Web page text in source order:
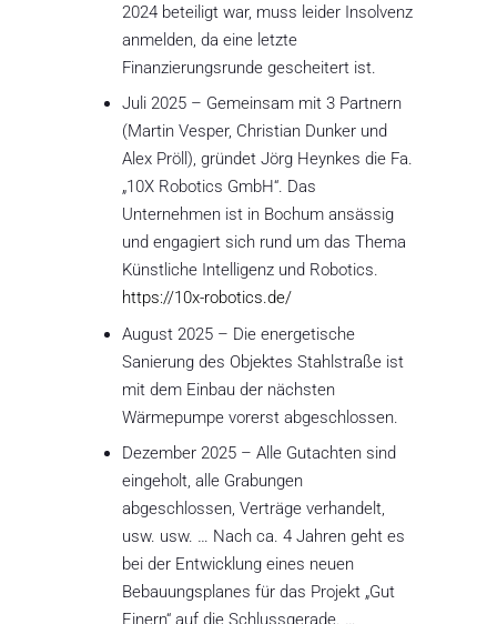
2024 beteiligt war, muss leider Insolvenz
anmelden, da eine letzte
Finanzierungsrunde gescheitert ist.
Juli 2025 – Gemeinsam mit 3 Partnern
(Martin Vesper, Christian Dunker und
Alex Pröll), gründet Jörg Heynkes die Fa.
„10X Robotics GmbH“. Das
Unternehmen ist in Bochum ansässig
und engagiert sich rund um das Thema
Künstliche Intelligenz und Robotics.
https://10x-robotics.de/
August 2025 – Die energetische
Sanierung des Objektes Stahlstraße ist
mit dem Einbau der nächsten
Wärmepumpe vorerst abgeschlossen.
Dezember 2025 – Alle Gutachten sind
eingeholt, alle Grabungen
abgeschlossen, Verträge verhandelt,
usw. usw. … Nach ca. 4 Jahren geht es
bei der Entwicklung eines neuen
Bebauungsplanes für das Projekt „Gut
Einern“ auf die Schlussgerade. …